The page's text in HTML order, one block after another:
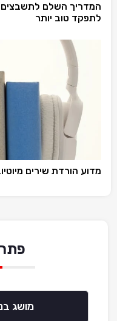
המדריך השלם לתשבצים
לתפקד טוב יותר
מדוע הורדת שירים
מושג